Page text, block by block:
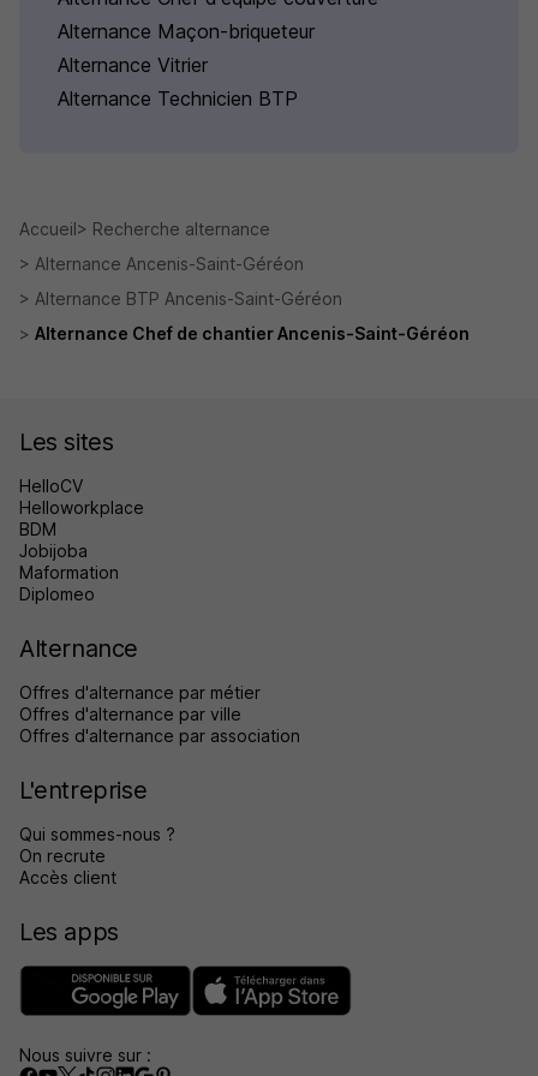
Alternance Maçon-briqueteur
Alternance Vitrier
Alternance Technicien BTP
Accueil
Recherche alternance
Alternance Ancenis-Saint-Géréon
Alternance BTP Ancenis-Saint-Géréon
Alternance Chef de chantier Ancenis-Saint-Géréon
Les sites
HelloCV
Helloworkplace
BDM
Jobijoba
Maformation
Diplomeo
Alternance
Offres d'alternance par métier
Offres d'alternance par ville
Offres d'alternance par association
L'entreprise
Qui sommes-nous ?
On recrute
Accès client
Les apps
Nous suivre sur :